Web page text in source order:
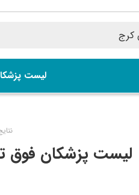
لیست
لیست پزشکان فوق